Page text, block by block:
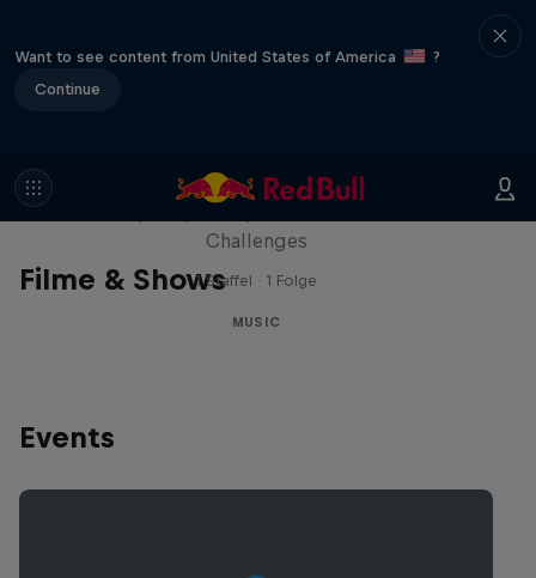
Want to see content from United States of America
?
Continue
Filme & Shows
Red Bull Trapped
Challenges
1 Staffel · 1 Folge
MUSIC
Events